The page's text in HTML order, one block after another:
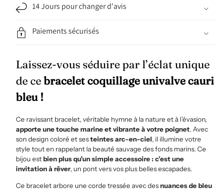
14 Jours pour changer d'avis
Paiements sécurisés
Laissez-vous séduire par l’éclat unique
de cebracelet coquillage univalve cauri
bleu !
Ce ravissant bracelet, véritable hymne à la nature et à l’évasion,
apporte une touche marine et vibrante à votre poignet. Avec
son design coloré et sesteintes arc-en-ciel, il illumine votre
style tout en rappelant la beauté sauvage des fonds marins. Ce
bijou estbien plus qu’un simple accessoire : c’est une
invitation à rêver, un pont vers vos plus belles escapades.
Ce bracelet arbore une corde tressée avec desnuances de bleu